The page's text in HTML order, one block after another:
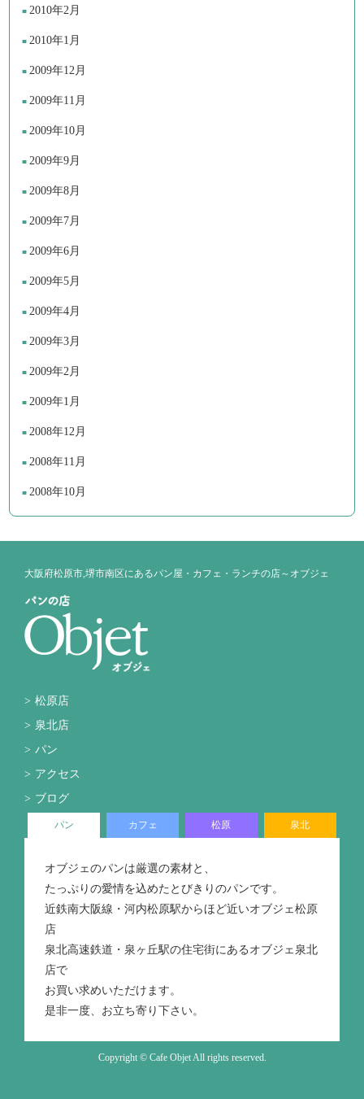
2010年2月
2010年1月
2009年12月
2009年11月
2009年10月
2009年9月
2009年8月
2009年7月
2009年6月
2009年5月
2009年4月
2009年3月
2009年2月
2009年1月
2008年12月
2008年11月
2008年10月
大阪府松原市,堺市南区にあるパン屋・カフェ・ランチの店～オブジェ
松原店
泉北店
パン
アクセス
ブログ
パン カフェ 松原 泉北
オブジェのパンは厳選の素材と、
たっぷりの愛情を込めたとびきりのパンです。
近鉄南大阪線・河内松原駅からほど近いオブジェ松原
店
泉北高速鉄道・泉ヶ丘駅の住宅街にあるオブジェ泉北
店で
お買い求めいただけます。
是非一度、お立ち寄り下さい。
Copyright © Cafe Objet All rights reserved.